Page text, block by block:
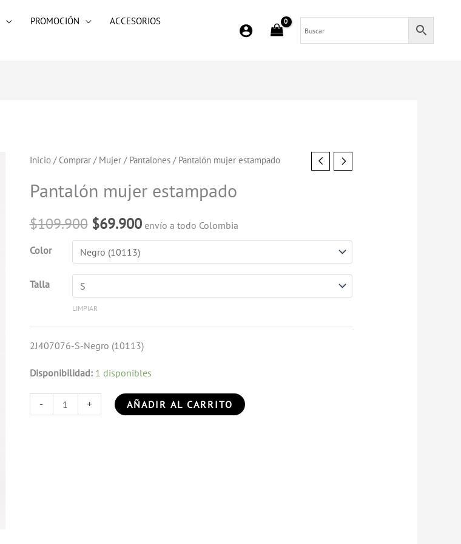
PROMOCIÓN
ACCESORIOS
Inicio/ Comprar/ Mujer/ Pantalones/ Pantalón mujer estampado
Pantalón mujer estampado
$109.900
El
precio
original
era:
$109.900.
$69.900
El
precio
actual
es:
$69.900.
envío a todo Colombia
Color
Talla
LIMPIAR
2J407076-S-Negro (10113)
Disponibilidad: 1 disponibles
-
Pantalón
estampado
+ AÑADIR AL CARRITO